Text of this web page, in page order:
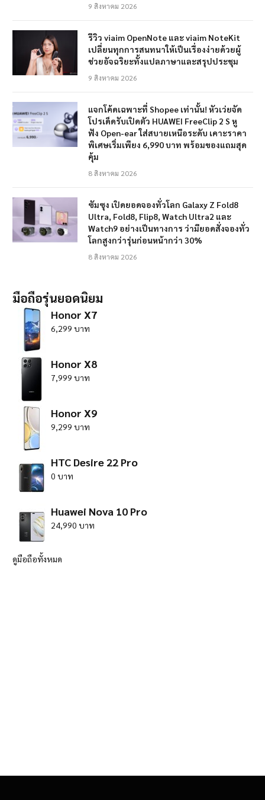
9 สิงหาคม 2026
รีวิว viaim OpenNote และ viaim NoteKit
เปลี่ยนทุกการสนทนาให้เป็นเรื่องง่ายด้วยผู้
ช่วยอัจฉริยะทั้งแปลภาษาและสรุปประชุม
9 สิงหาคม 2026
แจกโค้ดเฉพาะที่ Shopee เท่านั้น! หัวเว่ยจัด
โปรเด็ดรับเปิดตัว HUAWEI FreeClip 2 S หู
ฟัง Open-ear ใส่สบายเหนือระดับ เคาะราคา
พิเศษเริ่มเพียง 6,990 บาท พร้อมของแถมสุด
คุ้ม
8 สิงหาคม 2026
ซัมซุง เปิดยอดจองทั่วโลก Galaxy Z Fold8
Ultra, Fold8, Flip8, Watch Ultra2 และ
Watch9 อย่างเป็นทางการ ว่ามียอดสั่งจองทั่ว
โลกสูงกว่ารุ่นก่อนหน้ากว่า 30%
8 สิงหาคม 2026
มือถือรุ่นยอดนิยม
Honor X7
6,299 บาท
Honor X8
7,999 บาท
Honor X9
9,299 บาท
HTC Desire 22 Pro
0 บาท
Huawei Nova 10 Pro
24,990 บาท
ดูมือถือทั้งหมด